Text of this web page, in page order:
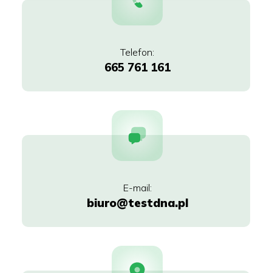
665 761 161
biuro@testdna.pl